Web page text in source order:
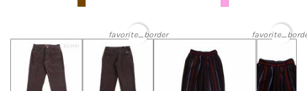
favorite_border